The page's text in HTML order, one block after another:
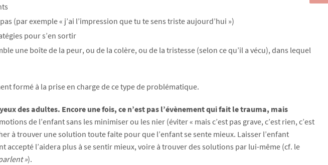
(par exemple « j’ai l’impression que tu te sens triste aujourd’hui »)
pour s’en sortir
une boîte de la peur, ou de la colère, ou de la tristesse (selon ce qu’il a vécu), dans lequel
formé à la prise en charge de ce type de problématique.
des adultes. Encore une fois, ce n’est pas l’évènement qui fait le trauma, mais
de l’enfant sans les minimiser ou les nier (éviter « mais c’est pas grave, c’est rien, c’est
à trouver une solution toute faite pour que l’enfant se sente mieux. Laisser l’enfant
l’aidera plus à se sentir mieux, voire à trouver des solutions par lui-même (cf. le
»).